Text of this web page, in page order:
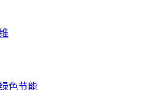
色节能